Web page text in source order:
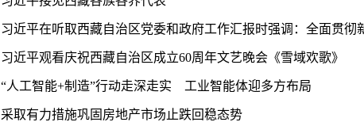
习近平在听取西藏自治区党委和政府工作汇报时强调：全面贯彻
习近平观看庆祝西藏自治区成立60周年文艺晚会《雪域欢歌》
“人工智能+制造”行动走深走实 工业智能体迎多方布局
采取有力措施巩固房地产市场止跌回稳态势